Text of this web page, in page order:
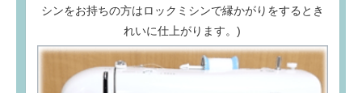
シンをお持ちの方はロックミシンで縁かがりをするとき
れいに仕上がります。)